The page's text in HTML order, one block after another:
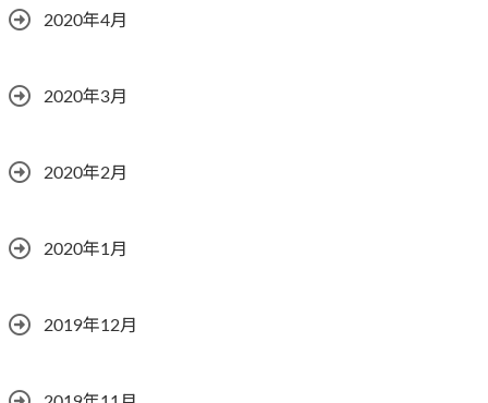
2020年4月
2020年3月
2020年2月
2020年1月
2019年12月